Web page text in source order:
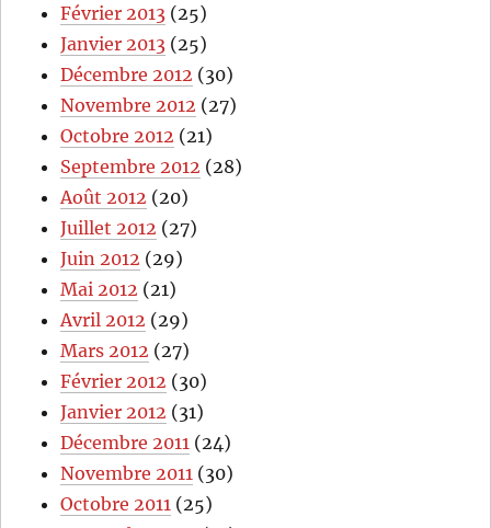
Février 2013 (25)
Janvier 2013 (25)
Décembre 2012 (30)
Novembre 2012 (27)
Octobre 2012 (21)
Septembre 2012 (28)
Août 2012 (20)
Juillet 2012 (27)
Juin 2012 (29)
Mai 2012 (21)
Avril 2012 (29)
Mars 2012 (27)
Février 2012 (30)
Janvier 2012 (31)
Décembre 2011 (24)
Novembre 2011 (30)
Octobre 2011 (25)